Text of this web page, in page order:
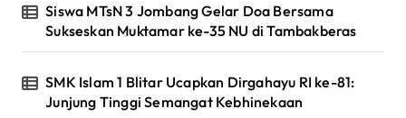
Siswa MTsN 3 Jombang Gelar Doa Bersama
Sukseskan Muktamar ke-35 NU di Tambakberas
SMK Islam 1 Blitar Ucapkan Dirgahayu RI ke-81:
Junjung Tinggi Semangat Kebhinekaan